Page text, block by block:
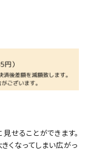
せることができます。
くなってしまい広がっ